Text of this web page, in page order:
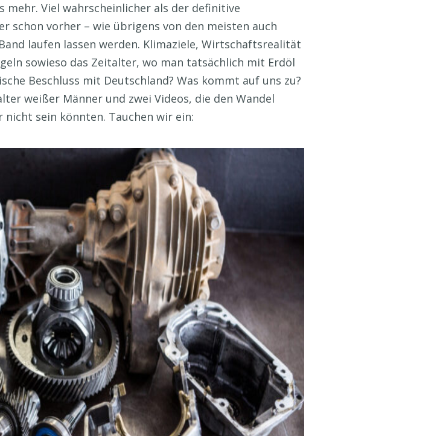
Viel wahrscheinlicher als der definitive
schon vorher – wie übrigens von den meisten auch
laufen lassen werden. Klimaziele, Wirtschaftsrealität
sowieso das Zeitalter, wo man tatsächlich mit Erdöl
Beschluss mit Deutschland? Was kommt auf uns zu?
weißer Männer und zwei Videos, die den Wandel
sein könnten. Tauchen wir ein: